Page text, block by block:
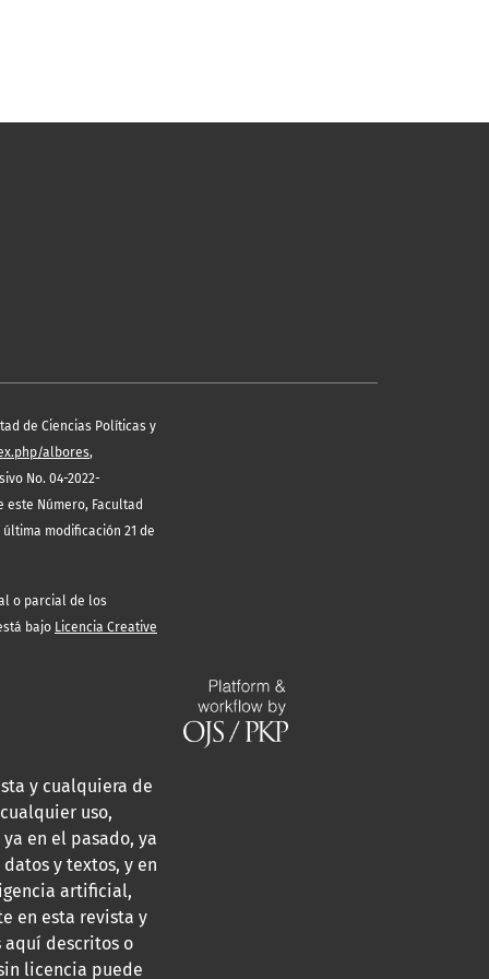
de Ciencias Políticas y
albores,
No. 04-2022-
este Número, Facultad
última modificación 21 de
o parcial de los
bajo Licencia Creative
y cualquiera de
uso,
en el pasado, ya
y textos, y en
artificial,
en esta revista y
aquí descritos o
licencia puede